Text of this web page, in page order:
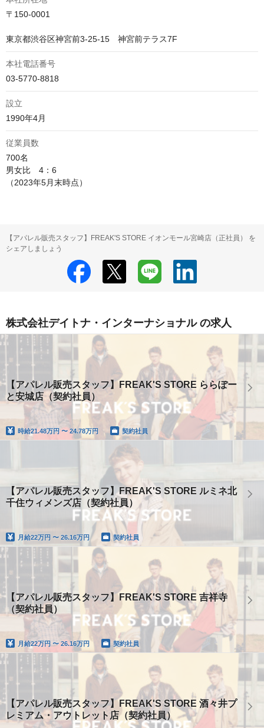
〒150-0001
東京都渋谷区神宮前3-25-15　神宮前テラス7F
本社電話番号
03-5770-8818
設立
1990年4月
従業員数
700名
男女比　4：6
（2023年5月末時点）
【アパレル販売スタッフ】FREAK'S STORE イオンモール宮崎店（正社員） を
シェアしましょう
株式会社デイトナ・インターナショナル の求人
【アパレル販売スタッフ】FREAK'S STORE ららぽー
と安城店（契約社員）
時給21.48万円 〜 24.78万円 契約社員
【アパレル販売スタッフ】FREAK'S STORE ルミネ北
千住ウィメンズ店（契約社員）
月給22万円 〜 26.16万円 契約社員
【アパレル販売スタッフ】FREAK'S STORE 吉祥寺
（契約社員）
月給22万円 〜 26.16万円 契約社員
【アパレル販売スタッフ】FREAK'S STORE 酒々井プ
レミアム・アウトレット店（契約社員）